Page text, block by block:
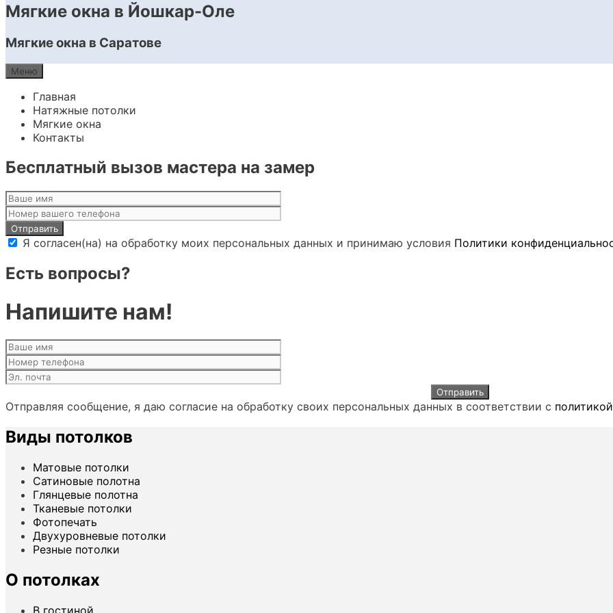
Мягкие окна в Йошкар-Оле
Мягкие окна в Саратове
Меню
Главная
Натяжные потолки
Мягкие окна
Контакты
Бесплатный вызов мастера на замер
Я согласен(на) на обработку моих персональных данных и принимаю условия Политики
Есть вопросы?
Напишите нам!
Отправляя сообщение, я даю согласие на обработку своих персональных данных в соответствии с
Виды потолков
Матовые потолки
Сатиновые полотна
Глянцевые полотна
Тканевые потолки
Фотопечать
Двухуровневые потолки
Резные потолки
О потолках
В гостиной